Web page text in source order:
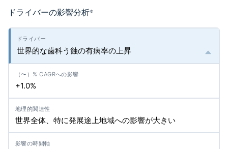
ドライバーの影響分析*
世界的な歯科う蝕の有病率の上昇
+1.0%
世界全体、特に発展途上地域への影響が大きい